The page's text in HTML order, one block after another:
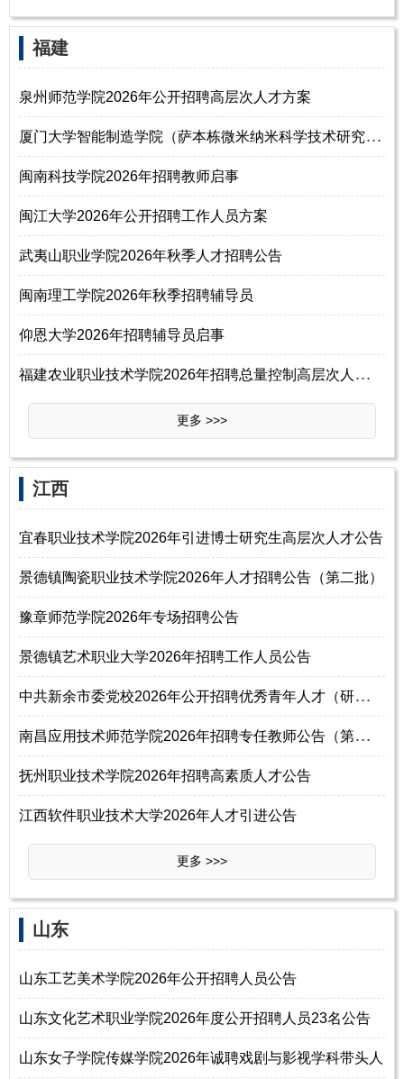
福建
泉州师范学院2026年公开招聘高层次人才方案
厦
门大学智能制造学院（萨本栋微米纳米科学技术研究院）2026年诚邀海内外英
闽南科技学院2026年招聘教师启事
闽江大学2026年公开招聘工作人员方案
武夷山职业学院2026年秋季人才招聘公告
闽南理工学院2026年秋季招聘辅导员
仰恩大学2026年招聘辅导员启事
福
建农业职业技术学院2026年招聘总量控制高层次人才方案
更多 >>>
江西
宜春职业技术学院2026年引进博士研究生高层次人才公告
景德镇陶瓷职业技术学院2026年人才招聘公告（第二批）
豫章师范学院2026年专场招聘公告
景德镇艺术职业大学2026年招聘工作人员公告
中
共新余市委党校2026年公开招聘优秀青年人才（研究生）公告
南
昌应用技术师范学院2026年招聘专任教师公告（第二号）
抚州职业技术学院2026年招聘高素质人才公告
江西软件职业技术大学2026年人才引进公告
更多 >>>
山东
山东工艺美术学院2026年公开招聘人员公告
山东文化艺术职业学院2026年度公开招聘人员23名公告
山东女子学院传媒学院2026年诚聘戏剧与影视学科带头人